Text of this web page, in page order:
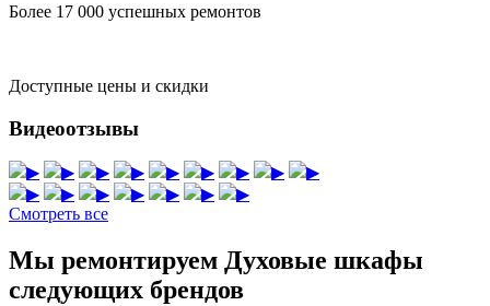
Более 17 000 успешных ремонтов
Доступные цены и скидки
Видеоотзывы
▶ ▶ ▶ ▶ ▶ ▶ ▶ ▶
▶
▶
▶ ▶ ▶ ▶ ▶
▶
Смотреть все
Мы ремонтируем Духовые шкафы
следующих брендов